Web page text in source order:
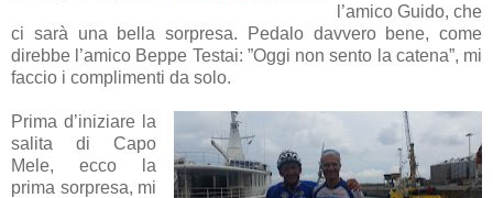
l’amico Guido, che
ci sarà una bella sorpresa. Pedalo davvero bene, come
direbbe l’amico Beppe Testai: ”Oggi non sento la catena”, mi
faccio i complimenti da solo.
Prima d’iniziare la
salita di Capo
Mele, ecco la
prima sorpresa, mi